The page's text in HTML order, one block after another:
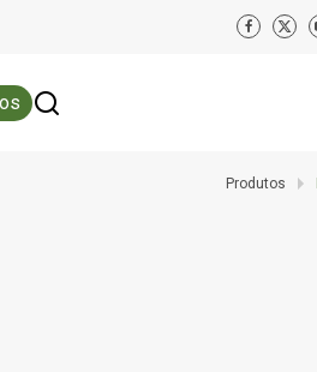
Produtos